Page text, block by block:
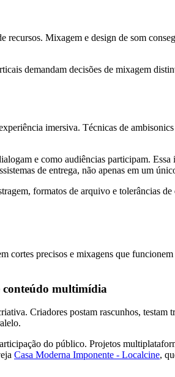
Mixagem e design de som
demandam decisões de mixagem
imersiva. Técnicas de
e como audiências participam.
de entrega, não apenas em um
formatos de arquivo e tolerâncias
cortes precisos e mixagens que
conteúdo multimídia
Criadores postam rascunhos,
do público. Projetos
Casa Moderna Imponente - Localcine,